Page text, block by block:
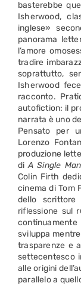
basterebbe
Isherwood,
inglese»
panorama
l’amore
tradire
soprattutto,
Isherwood
racconto.
autofiction: il
narrata è uno
Pensato per
Lorenzo
produzione
diA Single Man
Colin Firth
cinema di Tom
dello
riflessione sul
sviluppa
trasparenze e
settecentesco
alle origini
parallelo a